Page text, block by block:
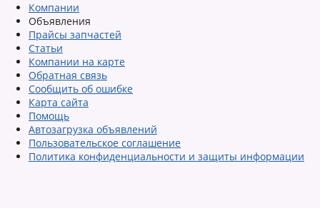
Компании
Объявления
Прайсы запчастей
Статьи
Компании на карте
Обратная связь
Сообщить об ошибке
Карта сайта
Помощь
Автозагрузка объявлений
Пользовательское соглашение
Политика конфиденциальности и защиты информации